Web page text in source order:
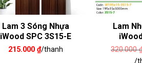
Lam 3 Sóng Nhựa
iWood SPC 3S15-E
215.000 ₫/thanh
Lam
320.000
/